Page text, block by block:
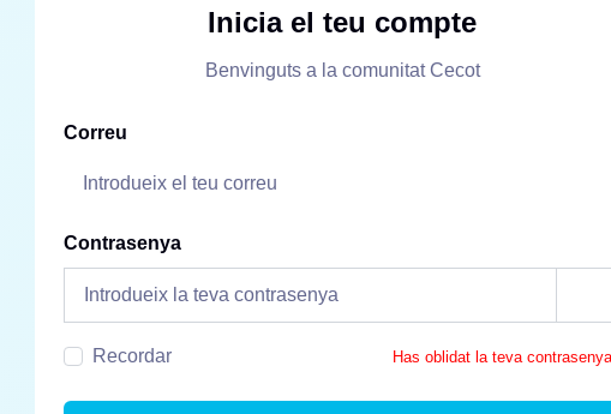
Inicia el teu compte
Benvinguts a la comunitat Cecot
Correu
Contrasenya
Recordar Has oblidat la teva